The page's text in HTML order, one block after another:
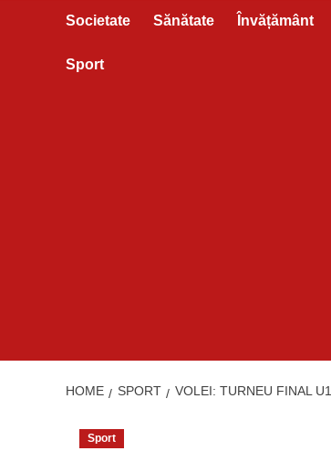
Societate Sănătate Învățământ
Sport
HOME SPORT VOLEI: TURNEU FINAL
Sport